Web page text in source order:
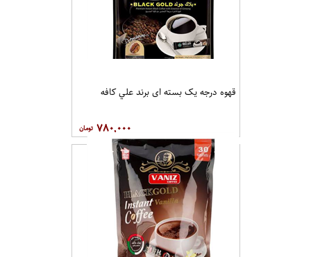
قهوه درجه یک بسته ای برند علي کافه
۷۸۰,۰۰۰